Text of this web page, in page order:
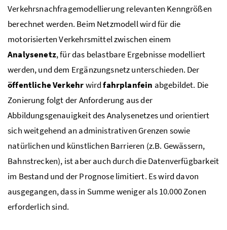
Verkehrsnachfragemodellierung relevanten Kenngrößen
berechnet werden. Beim Netzmodell wird für die
motorisierten Verkehrsmittel zwischen einem
Analysenetz, für das belastbare Ergebnisse modelliert
werden, und dem Ergänzungsnetz unterschieden. Der
öffentliche Verkehrwirdfahrplanfein abgebildet. Die
Zonierung folgt der Anforderung aus der
Abbildungsgenauigkeit des Analysenetzes und orientiert
sich weitgehend an administrativen Grenzen sowie
natürlichen und künstlichen Barrieren (z.B. Gewässern,
Bahnstrecken), ist aber auch durch die Datenverfügbarkeit
im Bestand und der Prognose limitiert. Es wird davon
ausgegangen, dass in Summe weniger als 10.000 Zonen
erforderlich sind.